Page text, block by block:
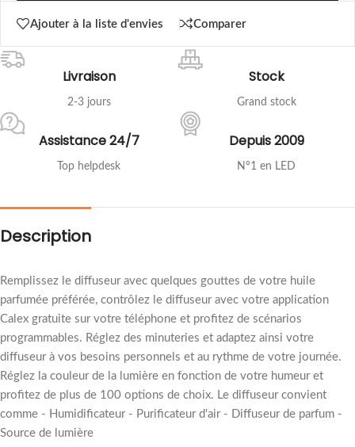
Ajouter à la liste d'envies Comparer
Livraison
2-3 jours
Stock
Grand stock
Assistance 24/7
Top helpdesk
Depuis 2009
N°1 en LED
Description
Remplissez le diffuseur avec quelques gouttes de votre huile
parfumée préférée, contrôlez le diffuseur avec votre application
Calex gratuite sur votre téléphone et profitez de scénarios
programmables. Réglez des minuteries et adaptez ainsi votre
diffuseur à vos besoins personnels et au rythme de votre journée.
Réglez la couleur de la lumière en fonction de votre humeur et
profitez de plus de 100 options de choix. Le diffuseur convient
comme - Humidificateur - Purificateur d'air - Diffuseur de parfum -
Source de lumière